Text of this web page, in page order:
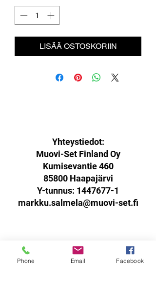
LISÄÄ OSTOSKORIIN
Yhteystiedot:
Muovi-Set Finland Oy
Kumisevantie 460
85800 Haapajärvi
Y-tunnus: 1447677-1
markku.salmela@muovi-set.fi
Palautusoikeus:
Sinulla on oikeus palauttaa
Phone Email Facebook